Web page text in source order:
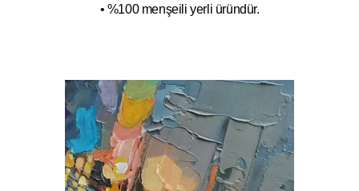
• %100 menşeili yerli üründür.